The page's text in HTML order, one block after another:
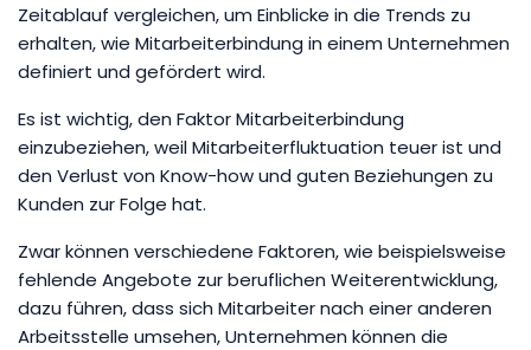
Zeitablauf vergleichen, um Einblicke in die Trends zu
erhalten, wie Mitarbeiterbindung in einem Unternehmen
definiert und gefördert wird.
Es ist wichtig, den Faktor Mitarbeiterbindung
einzubeziehen, weil Mitarbeiterfluktuation teuer ist und
den Verlust von Know-how und guten Beziehungen zu
Kunden zur Folge hat.
Zwar können verschiedene Faktoren, wie beispielsweise
fehlende Angebote zur beruflichen Weiterentwicklung,
dazu führen, dass sich Mitarbeiter nach einer anderen
Arbeitsstelle umsehen, Unternehmen können die